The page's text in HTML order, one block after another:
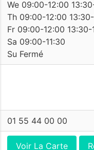
We 09:00-12:00
Th 09:00-12:00
Fr 09:00-12:00 13:30-
Sa 09:00-11:30
Su Fermé
01 55 44 00 00
Voir La Carte